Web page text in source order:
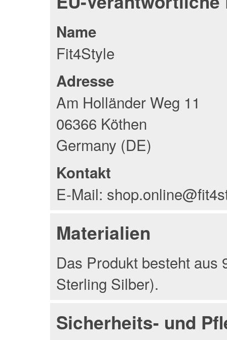
Name
Fit4Style
Adresse
Am Holländer Weg 11
06366 Köthen
Germany (DE)
Kontakt
E-Mail:
Materialien
Das Produkt besteht aus
Sterling Silber).
Sicherheits- und